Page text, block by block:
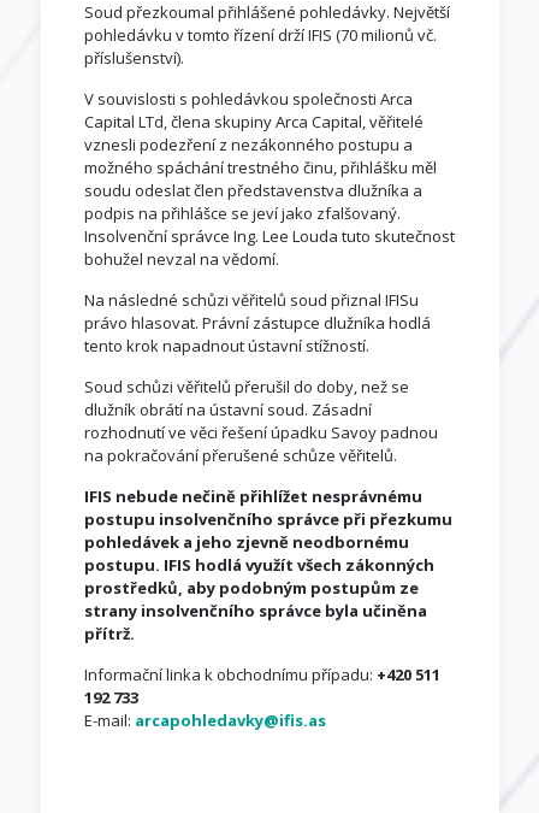
Soud přezkoumal přihlášené pohledávky. Největší
pohledávku v tomto řízení drží IFIS (70 milionů vč.
příslušenství).
V souvislosti s pohledávkou společnosti Arca
Capital LTd, člena skupiny Arca Capital, věřitelé
vznesli podezření z nezákonného postupu a
možného spáchání trestného činu, přihlášku měl
soudu odeslat člen představenstva dlužníka a
podpis na přihlášce se jeví jako zfalšovaný.
Insolvenční správce Ing. Lee Louda tuto skutečnost
bohužel nevzal na vědomí.
Na následné schůzi věřitelů soud přiznal IFISu
právo hlasovat. Právní zástupce dlužníka hodlá
tento krok napadnout ústavní stížností.
Soud schůzi věřitelů přerušil do doby, než se
dlužník obrátí na ústavní soud. Zásadní
rozhodnutí ve věci řešení úpadku Savoy padnou
na pokračování přerušené schůze věřitelů.
IFIS nebude nečině přihlížet nesprávnému
postupu insolvenčního správce při přezkumu
pohledávek a jeho zjevně neodbornému
postupu. IFIS hodlá využít všech zákonných
prostředků, aby podobným postupům ze
strany insolvenčního správce byla učiněna
přítrž.
Informační linka k obchodnímu případu: +420 511
192 733
E-mail: arcapohledavky@ifis.as